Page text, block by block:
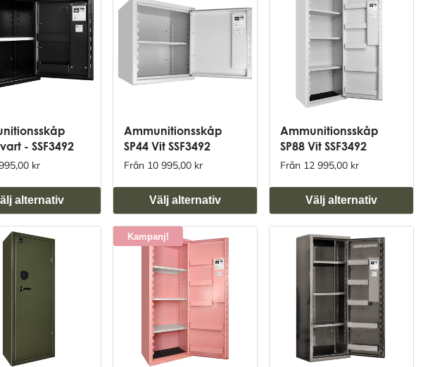
- SSF3492
kr
alternativ
Ammunitionsskåp
SP44 Vit SSF3492
Från 10 995,00 kr
Välj alternativ
Ammunitionsskåp
SP88 Vit SSF3492
Från 12 995,00 kr
Välj alternativ
Kampanj!